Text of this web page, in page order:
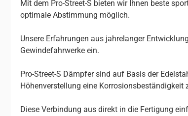
Mit dem Pro-Street-S bieten wir Ihnen beste
optimale Abstimmung möglich.
Unsere Erfahrungen aus jahrelanger
Gewindefahrwerke ein.
Pro-Street-S Dämpfer sind auf Basis der
Höhenverstellung eine
Diese Verbindung aus direkt in die Fertigung